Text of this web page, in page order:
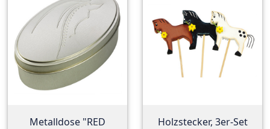
Metalldose "RED
Holzstecker, 3er-Set